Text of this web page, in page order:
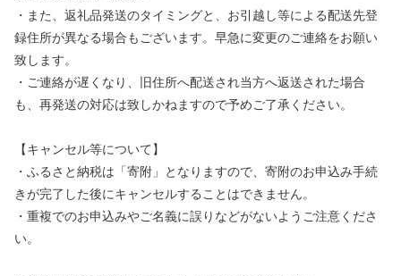
・また、返礼品発送のタイミングと、お引越し等による配送先登
録住所が異なる場合もございます。早急に変更のご連絡をお願い
致します。
・ご連絡が遅くなり、旧住所へ配送され当方へ返送された場合
も、再発送の対応は致しかねますので予めご了承ください。
【キャンセル等について】
・ふるさと納税は「寄附」となりますので、寄附のお申込み手続
きが完了した後にキャンセルすることはできません。
・重複でのお申込みやご名義に誤りなどがないようご注意くださ
い。